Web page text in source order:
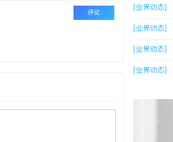
评论
[业界动态]
[业界动态]
[业界动态]
[业界动态]